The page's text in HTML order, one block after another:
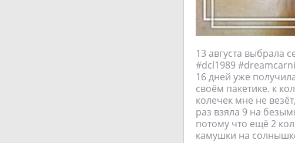
13 августа выбрала
#dcl1989
16 дней уже
своём пакетике. к
колечек мне не
раз взяла 9 на
потому что ещё 2
камушки на